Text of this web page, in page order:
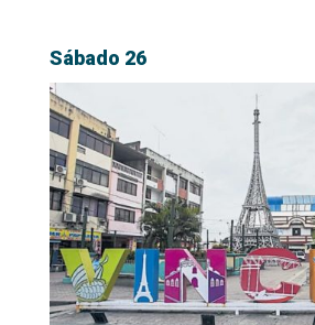
Sábado 26